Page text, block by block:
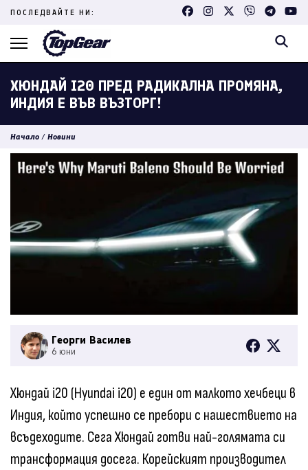
Skip
content
ПОСЛЕДВАЙТЕ НИ:
ХЮНДАЙ I20 ПРЕД РАДИКАЛНА ПРОМЯНА,
ИНДИЯ Е ВЪВ ВЪЗТОРГ!
Начало / Новини
Георги Василев
6 юни
Хюндай i20 (Hyundai i20) е един от малкото хечбеци в
Индия, който успешно се пребори с нашествието на
всъдеходите. Сега Хюндай готви най-голямата си
трансформация досега. Корейският производител